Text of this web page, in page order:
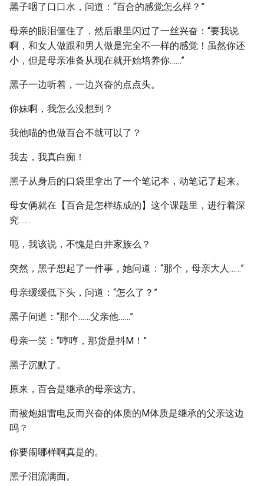
黑子咽了口口水，问道：“百合的感觉怎么样？”
母亲的眼泪僵住了，然后眼里闪过了一丝兴奋：“要我说
啊，和女人做跟和男人做是完全不一样的感觉！虽然你还
小，但是母亲准备从现在就开始培养你……”
黑子一边听着，一边兴奋的点点头。
你妹啊，我怎么没想到？
我他喵的也做百合不就可以了？
我去，我真白痴！
黑子从身后的口袋里拿出了一个笔记本，动笔记了起来。
母女俩就在【百合是怎样练成的】这个课题里，进行着深
究……
呃，我该说，不愧是白井家族么？
突然，黑子想起了一件事，她问道：“那个，母亲大人……”
母亲缓缓低下头，问道：“怎么了？”
黑子问道：“那个……父亲他……”
母亲一笑：“哼哼，那货是抖M！”
黑子沉默了。
原来，百合是继承的母亲这方。
而被炮姐雷电反而兴奋的体质的M体质是继承的父亲这边
吗？
你要闹哪样啊真是的。
黑子泪流满面。